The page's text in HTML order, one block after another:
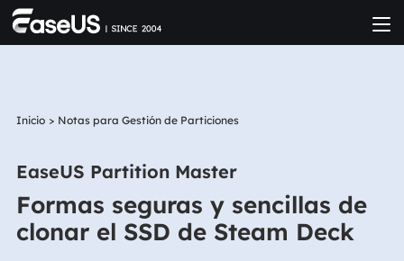
Inicio > Notas para Gestión de Particiones
EaseUS Partition Master
Formas seguras y sencillas de
clonar el SSD de Steam Deck